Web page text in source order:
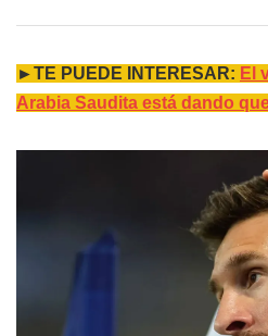
►TE PUEDE INTERESAR: El
Arabia Saudita está dando